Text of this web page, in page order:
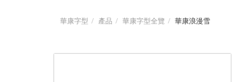
華康字型 產品 華康字型全覽 華康浪漫雪